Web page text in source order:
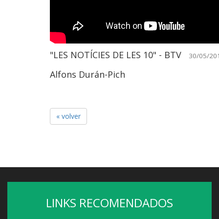
"LES NOTÍCIES DE LES 10" - BTV 30/05/
Alfons Durán-Pich
« volver
LINKS RECOMENDADOS